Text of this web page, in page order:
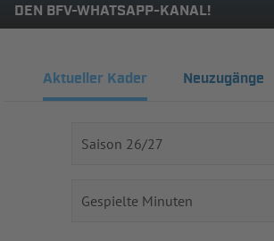
DEN BFV-WHATSAPP-KANAL!
Aktueller Kader Neuzugänge